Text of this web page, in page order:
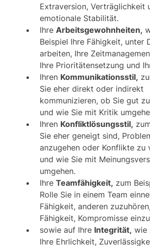
Extraversion, Verträglichkeit
emotionale Stabilität.
Ihre Arbeitsgewohnheiten,
Beispiel Ihre Fähigkeit, unter
arbeiten, Ihre
Ihre Prioritätensetzung und
Ihren Kommunikationsstil,
Sie eher direkt oder indirekt
kommunizieren, ob Sie gut
und wie Sie mit Kritik
Ihren Konfliktlösungsstil,
Sie eher geneigt sind,
anzugehen oder Konflikte zu
und wie Sie mit
umgehen.
Ihre Teamfähigkeit, zum
Rolle Sie in einem Team
Fähigkeit, anderen
Fähigkeit, Kompromisse
sowie auf Ihre Integrität, wie
Ihre Ehrlichkeit,